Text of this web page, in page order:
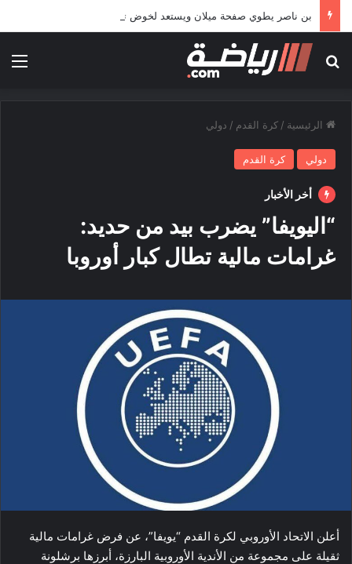
بحث عن
الرئيسية / كرة القدم / دولي
دولي كرة القدم
أخر الأخبار
“اليويفا” يضرب بيد من حديد:
غرامات مالية تطال كبار أوروبا
أعلن الاتحاد الأوروبي لكرة القدم “يويفا”، عن فرض غرامات مالية
ثقيلة على مجموعة من الأندية الأوروبية البارزة، أبرزها برشلونة